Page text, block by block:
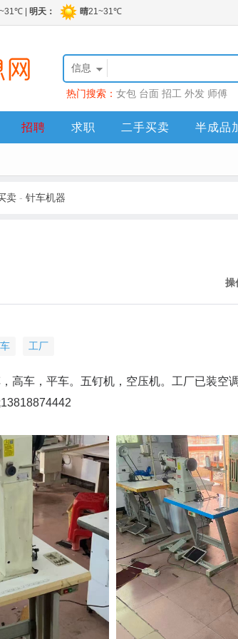
信息
热门搜索： 女包 台面 招工 外发 师傅
招聘 求职 二手买卖 半成品
卖 - 针车机器
操
工厂
高车，平车。五钉机，空压机。工厂已装空